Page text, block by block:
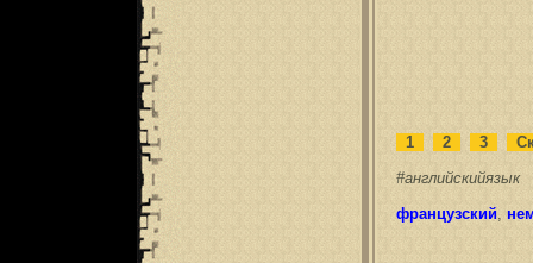
1 2 3
#английскийязык
французский,